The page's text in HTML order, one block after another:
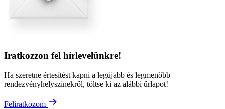
Iratkozzon fel hírlevelünkre!
Ha szeretne értesítést kapni a legújabb és legmenőbb
rendezvényhelyszínekről, töltse ki az alábbi űrlapot!
Feliratkozom